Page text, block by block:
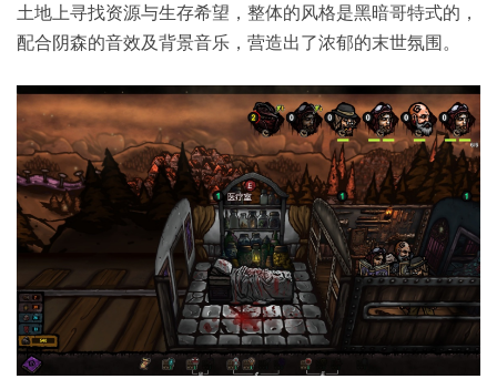
土地上寻找资源与生存希望，整体的风格是黑暗哥特式的，
配合阴森的音效及背景音乐，营造出了浓郁的末世氛围。